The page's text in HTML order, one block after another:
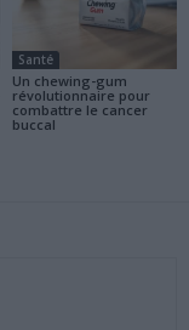
Santé
Un chewing-gum
révolutionnaire pour
combattre le cancer
buccal